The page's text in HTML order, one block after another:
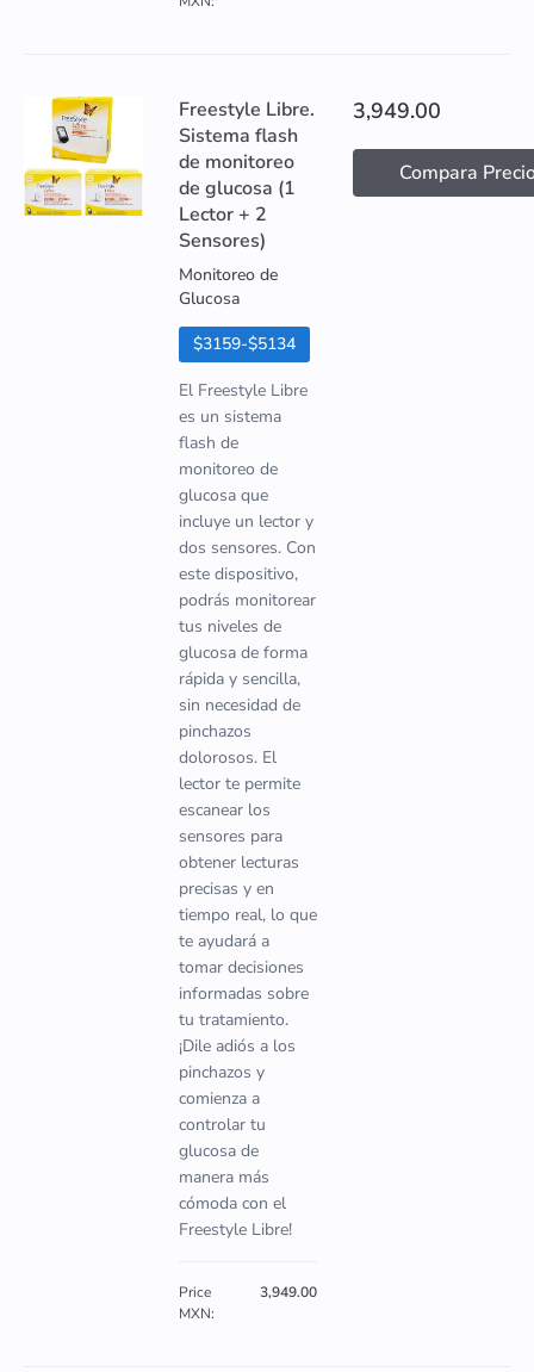
Freestyle Libre.
Sistema flash
de monitoreo
de glucosa (1
Lector + 2
Sensores)
Monitoreo de
Glucosa
$3159-$5134
El Freestyle Libre
es un sistema
flash de
monitoreo de
glucosa que
incluye un lector y
dos sensores. Con
este dispositivo,
podrás monitorear
tus niveles de
glucosa de forma
rápida y sencilla,
sin necesidad de
pinchazos
dolorosos. El
lector te permite
escanear los
sensores para
obtener lecturas
precisas y en
tiempo real, lo que
te ayudará a
tomar decisiones
informadas sobre
tu tratamiento.
¡Dile adiós a los
pinchazos y
comienza a
controlar tu
glucosa de
manera más
cómoda con el
Freestyle Libre!
Price
MXN:
3,949.00
3,949.00
Compara